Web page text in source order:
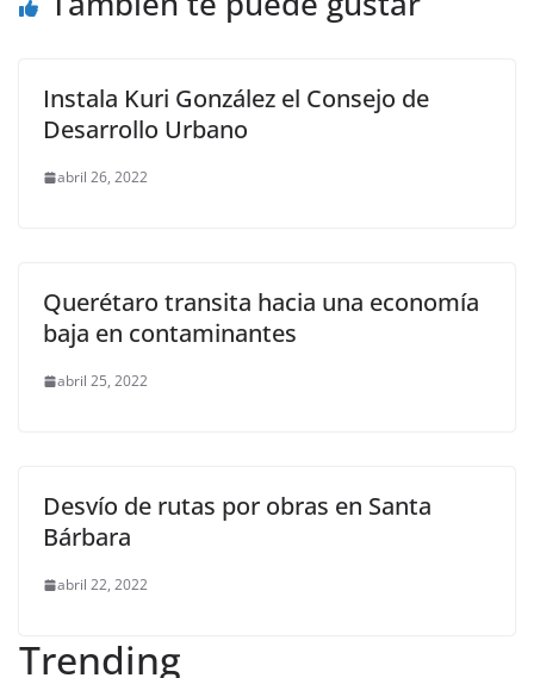
k
Instala Kuri González el Consejo de
Desarrollo Urbano
abril 26, 2022
Querétaro transita hacia una economía
baja en contaminantes
abril 25, 2022
Desvío de rutas por obras en Santa
Bárbara
abril 22, 2022
Trending